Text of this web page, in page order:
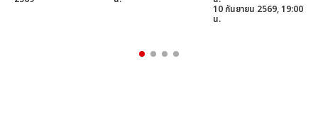
10 กันยายน 2569, 19:00
น.